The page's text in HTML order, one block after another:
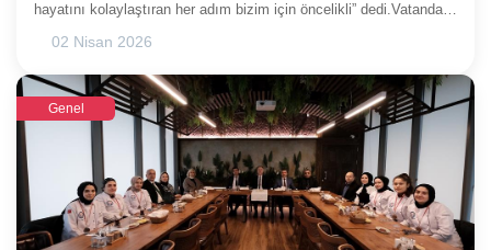
hayatını kolaylaştıran her adım bizim için öncelikli” dedi.Vatandaş
sürdüren İnegöl Belediyesi, e-Devlet kapısındaki hizmet ağını
genişletmeye devam ediyor. Yerel yönetimler arasında e-Devlet
üzerinde en fazla hizmet sunan belediye olma unvanını elinde
bulunduran İnegöl Belediyesi, son olarak 4 yeni hizmeti daha
sisteme dahil etti.E-DEVLET’TEN 45 HİZMET
SUNULUYORYapılan çalışma kapsamında; Çevre Temizlik Vergisi
ile İlan ve Reklam Vergisi bildirim işlemleri tüzel ve gerçek kişiler
için tamamen dijital ortama taşındı. Bu yenilikle birlikte hem
vatandaşların hem de işletme sahiplerinin işlemlerini daha hızlı ve
kolay bir şekilde gerçekleştirmesi hedefleniyor. İnegöl
02 Nisan 2026
Genel